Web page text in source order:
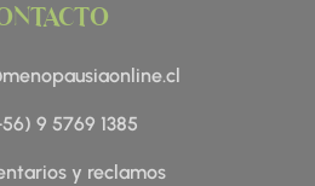
9 5769 1385
y reclamos